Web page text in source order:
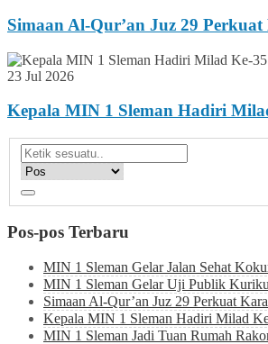
Simaan Al-Qur’an Juz 29
23 Jul 2026
Kepala MIN 1 Sleman Hadiri
Pos-pos Terbaru
MIN 1 Sleman Gelar Jalan Sehat
MIN 1 Sleman Gelar Uji Publik
Simaan Al-Qur’an Juz 29 Perkuat
Kepala MIN 1 Sleman Hadiri Milad
MIN 1 Sleman Jadi Tuan Rumah